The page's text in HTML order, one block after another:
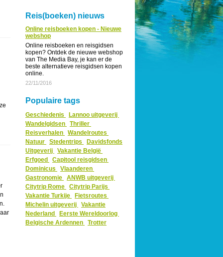
Reis(boeken) nieuws
Online reisboeken kopen - Nieuwe
webshop
Online reisboeken en reisgidsen
kopen? Ontdek de nieuwe webshop
van The Media Bay, je kan er de
beste alternatieve reisgidsen kopen
online.
22/11/2016
Populaire tags
Geschiedenis
Lannoo uitgeverij
Wandelgidsen
Thriller
Reisverhalen
Wandelroutes
Natuur
Stedentrips
Davidsfonds
Uitgeverij
Vakantie België
Erfgoed
Capitool reisgidsen
Dominicus
Vlaanderen
Gastronomie
ANWB uitgeverij
Citytrip Rome
Citytrip Parijs
Vakantie Turkije
Fietsroutes
Michelin uitgeverij
Vakantie
Nederland
Eerste Wereldoorlog
Belgische Ardennen
Trotter